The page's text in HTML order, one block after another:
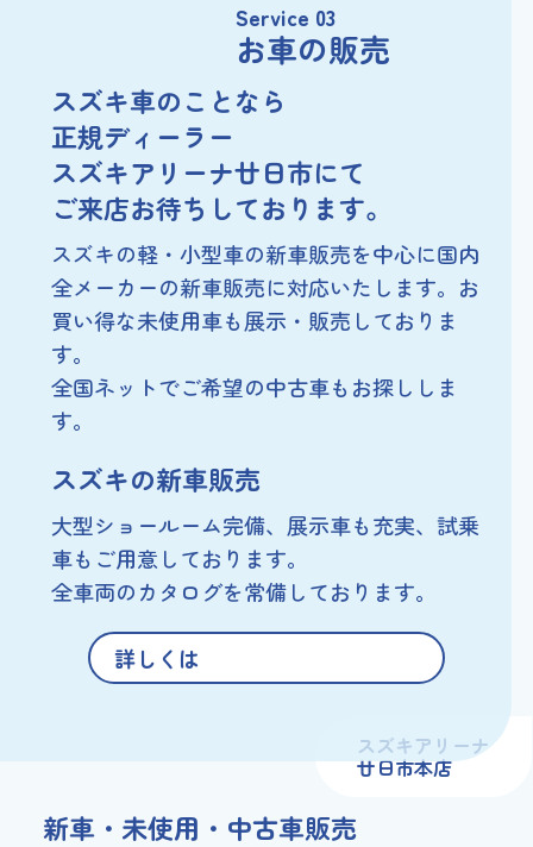
Service 03
お車の販売
スズキ車のことなら
正規ディーラー
スズキアリーナ廿日市にて
ご来店お待ちしております。
スズキの軽・小型車の新車販売を中心に国内
全メーカーの新車販売に対応いたします。 お
買い得な未使用車も展示・販売しておりま
す。
全国ネットでご希望の中古車もお探ししま
す。
スズキの新車販売
大型ショールーム完備、展示車も充実、 試乗
車もご用意しております。
全車両のカタログを常備しております。
詳しくは
スズキアリーナ
廿日市本店
新車・未使用・中古車販売